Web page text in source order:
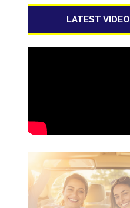
LATEST VIDEO